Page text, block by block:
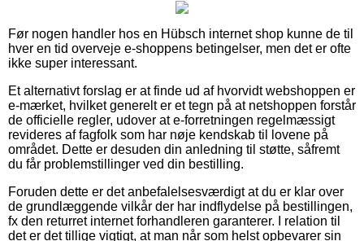
Før nogen handler hos en Hübsch internet shop kunne de til
hver en tid overveje e-shoppens betingelser, men det er ofte
ikke super interessant.
Et alternativt forslag er at finde ud af hvorvidt webshoppen er
e-mærket, hvilket generelt er et tegn på at netshoppen forstår
de officielle regler, udover at e-forretningen regelmæssigt
revideres af fagfolk som har nøje kendskab til lovene på
området. Dette er desuden din anledning til støtte, såfremt
du får problemstillinger ved din bestilling.
Foruden dette er det anbefalelsesværdigt at du er klar over
de grundlæggende vilkår der har indflydelse på bestillingen,
fx den returret internet forhandleren garanterer. I relation til
det er det tillige vigtigt, at man når som helst opbevarer sin